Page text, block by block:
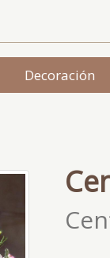
Decoración